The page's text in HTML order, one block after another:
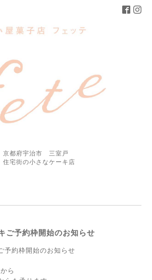
京都府宇治市 三室戸
住宅街の小さなケーキ店
ご予約枠開始のお知らせ
予約枠開始のお知らせ
ら